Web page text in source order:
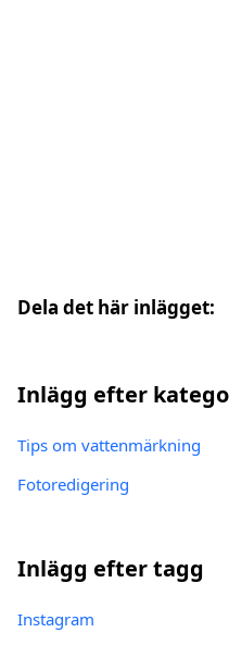
Dela det här inlägget:
Inlägg efter
Tips om vattenmärkning
Fotoredigering
Inlägg efter tagg
Instagram